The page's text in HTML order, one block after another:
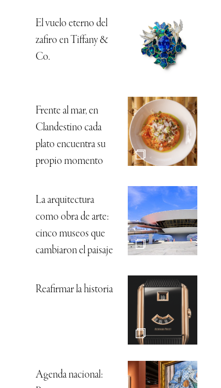
El vuelo eterno del
zafiro en Tiffany &
Co.
Frente al mar, en
Clandestino cada
plato encuentra su
propio momento
La arquitectura
como obra de arte:
cinco museos que
cambiaron el paisaje
Reafirmar la historia
Agenda nacional: